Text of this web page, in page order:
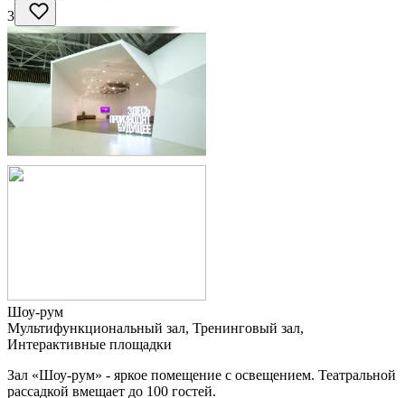
3
Шоу-рум
Мультифункциональный зал, Тренинговый зал,
Интерактивные площадки
Зал «Шоу-рум» - яркое помещение с освещением. Театральной
рассадкой вмещает до 100 гостей.